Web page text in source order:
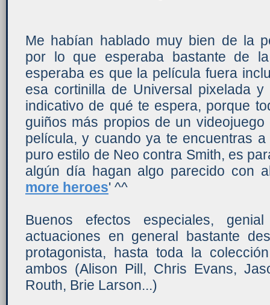
Me habían hablado muy bien de la
por lo que esperaba bastante de
esperaba es que la película fuera
esa cortinilla de Universal pixelada
indicativo de qué te espera, porque
guiños más propios de un
película, y cuando ya te encuentras
puro estilo de Neo contra Smith, es
algún día hagan algo parecido con
more heroes' ^^
Buenos efectos especiales,
actuaciones en general bastante
protagonista, hasta toda la
ambos (Alison Pill, Chris Evans,
Routh, Brie Larson...)